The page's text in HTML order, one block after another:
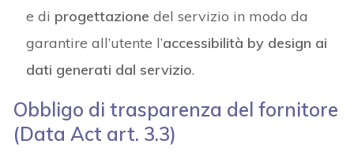
e di progettazione del servizio in modo da
garantire all’utente l’accessibilità by design ai
dati generati dal servizio.
Obbligo di trasparenza del fornitore
(Data Act art. 3.3)